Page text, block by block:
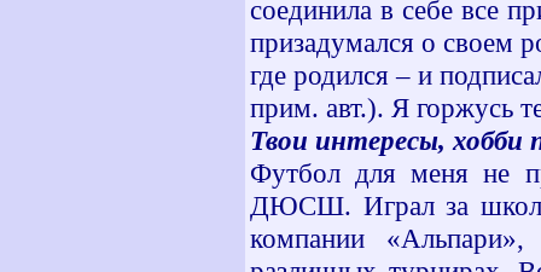
соединила в себе все
призадумался о своем
где родился – и
прим. авт.). Я горжусь
Твои интересы, хобби
Футбол для меня не
ДЮСШ. Играл за
компании